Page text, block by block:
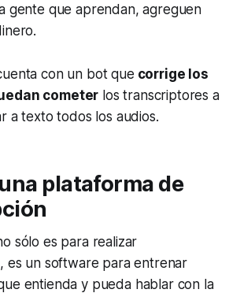
gente que aprendan, agreguen
con un botque corrige los
cometer los transcriptores a
a texto todos los audios.
plataforma de
sólo es para realizar
es un software para entrenar
entienda y pueda hablar con la